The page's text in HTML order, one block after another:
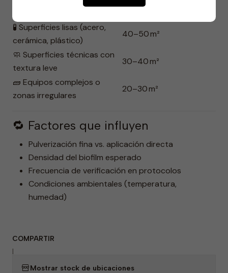
Tipo de superficie
🧪 Superficies lisas (acero,
cerámica, plástico)
40–50 m²
🧼 Superficies técnicas con
textura leve
30–40 m²
🧱 Equipos complejos o
zonas irregulares
20–30 m²
🔁 Factores que influyen
Pulverización fina vs. aplicación directa
Densidad del biofilm esperado
Frecuencia de verificación en protocolos
Condiciones ambientales (temperatura,
humedad)
COMPARTIR
|
Mostrar stock de ubicaciones